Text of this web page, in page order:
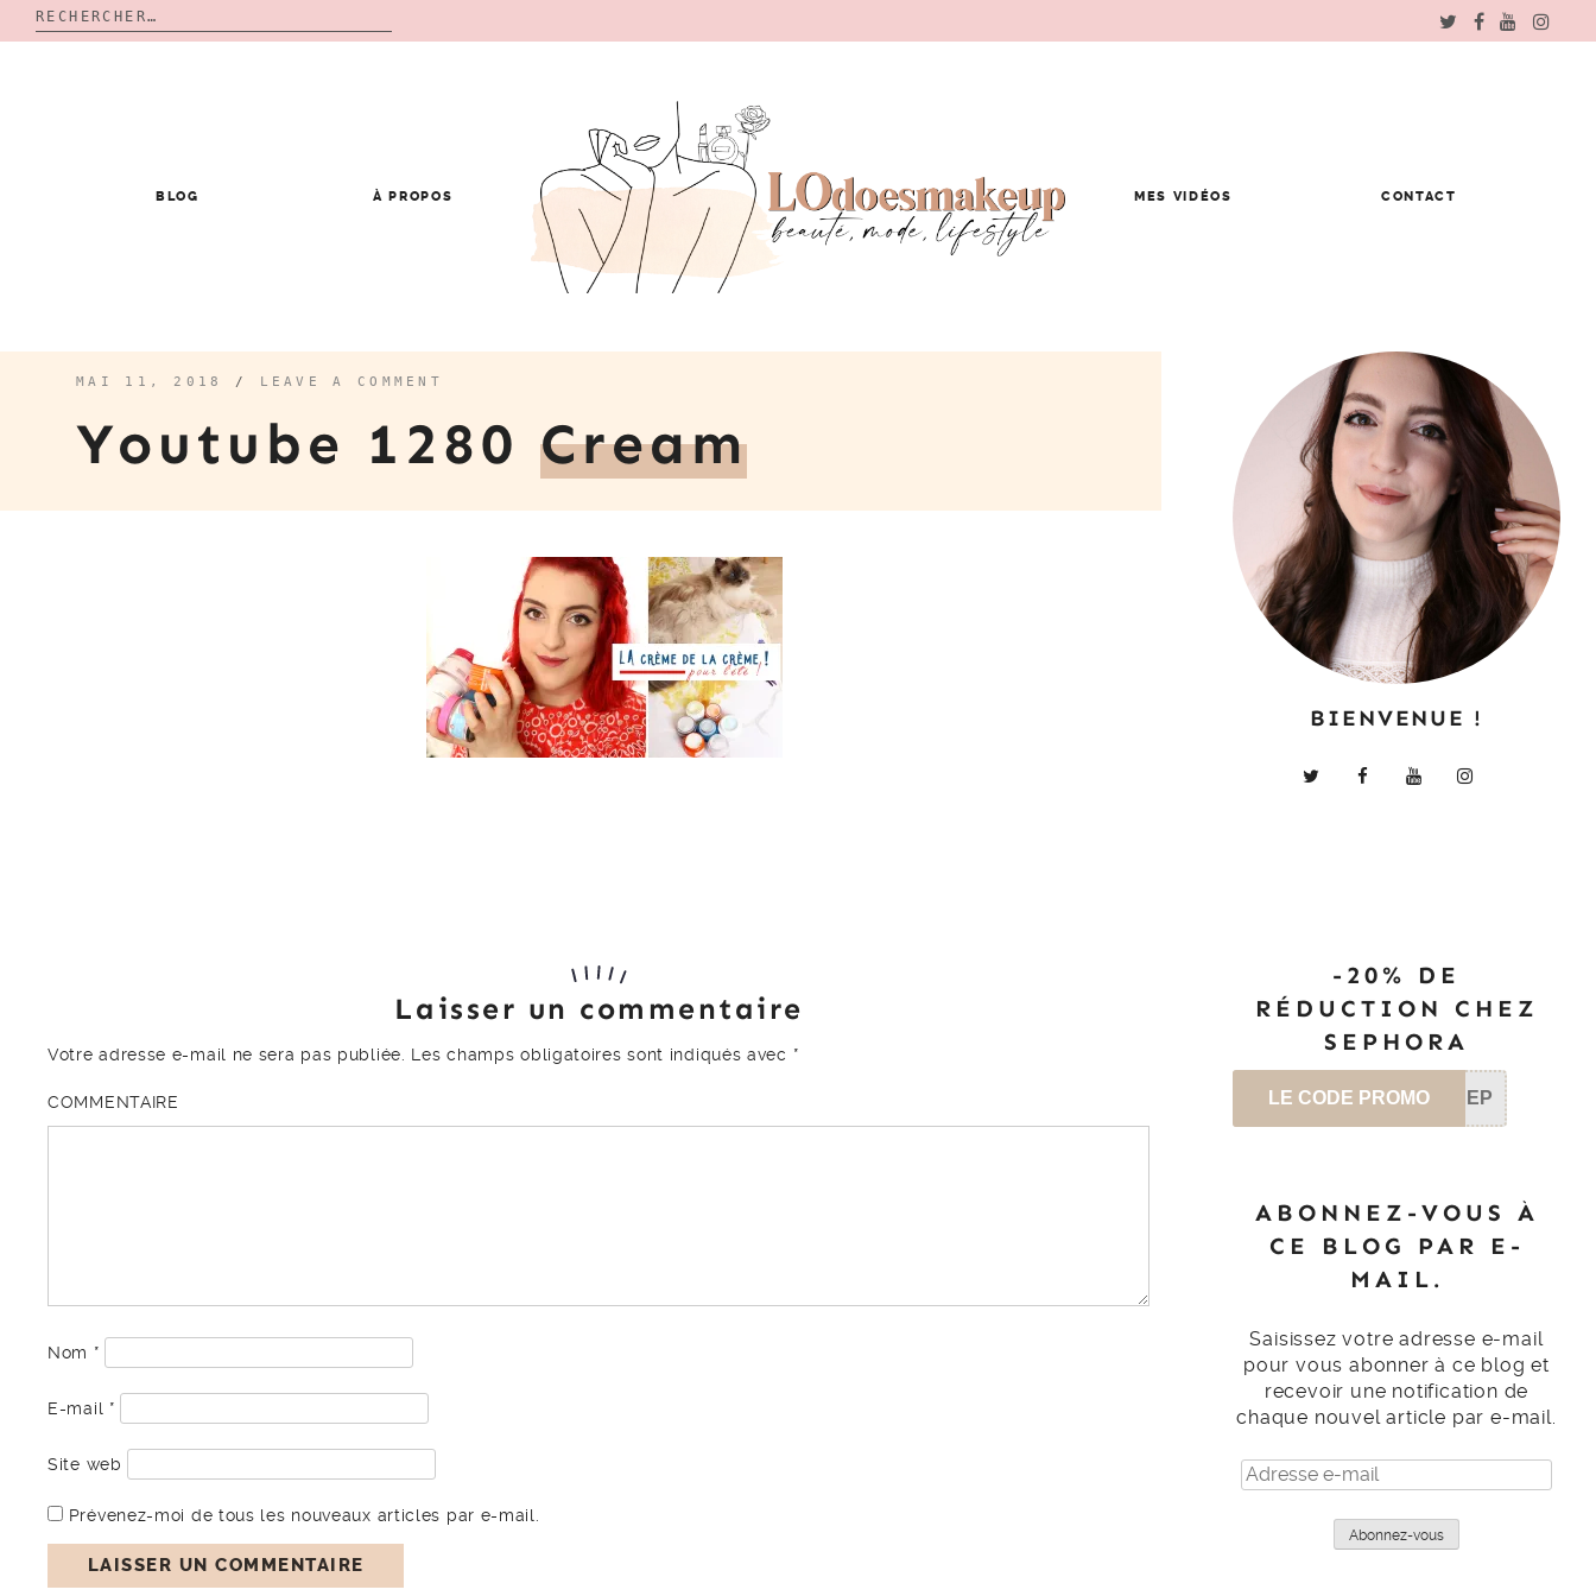
Rechercher :
BLOG À PROPOS MES VIDÉOS CONTACT
MAI 11, 2018 / LEAVE A COMMENT
Youtube 1280Cream
Laisser un commentaire
Votre adresse e-mail ne sera pas publiée. Les champs obligatoires sont indiqués avec *
COMMENTAIRE
Nom *
E-mail *
Site web
Prévenez-moi de tous les nouveaux articles par e-mail.
BIENVENUE !
-20% DE
RÉDUCTION CHEZ
SEPHORA
LE CODE PROMO SEP
ABONNEZ-VOUS À
CE BLOG PAR E-
MAIL.
Saisissez votre adresse e-mail
pour vous abonner à ce blog et
recevoir une notification de
chaque nouvel article par e-mail.
Adresse
e-
Abonnez-vous